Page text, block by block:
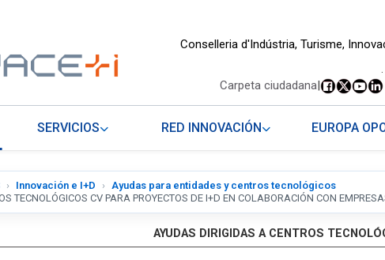
Conselleria d'Indústria, Turisme,
.
Carpeta ciudadana|
SERVICIOS RED INNOVACIÓN EUROPA
Innovación e I+D
Ayudas para entidades y centros tecnológicos
TECNOLÓGICOS CV PARA PROYECTOS DE I+D EN COLABORACIÓN CON
AYUDAS DIRIGIDAS A CENTROS